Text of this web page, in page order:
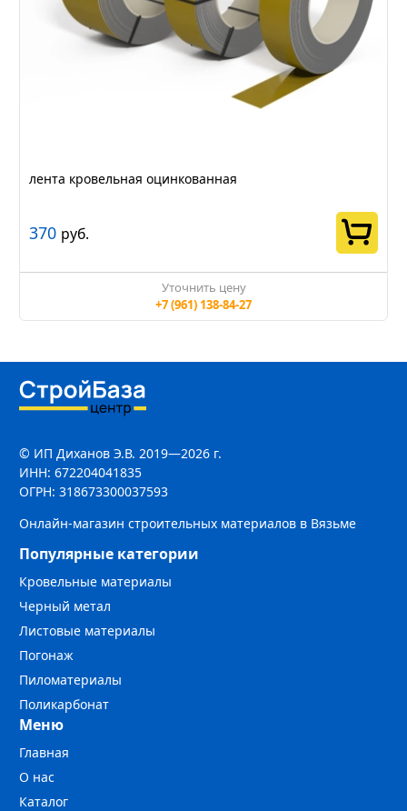
лента кровельная оцинкованная
370 руб.
Уточнить цену
+7 (961) 138-84-27
© ИП Диханов Э.В. 2019—2026 г.
ИНН: 672204041835
ОГРН: 318673300037593
Онлайн-магазин строительных материалов в Вязьме
Популярные категории
Кровельные материалы
Черный метал
Листовые материалы
Погонаж
Пиломатериалы
Поликарбонат
Меню
Главная
О нас
Каталог